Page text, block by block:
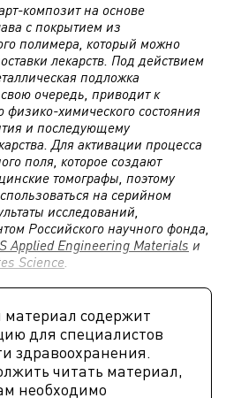
композит на основе
с покрытием из
полимера, который можно
лекарств. Под действием
подложка
очередь, приводит к
химического состояния
и последующему
Для активации процесса
поля, которое создают
томографы, поэтому
на серийном
исследований,
Российского научного фонда,
Applied Engineering Materials и
Science.
содержит
для специалистов
здравоохранения.
читать материал,
необходимо